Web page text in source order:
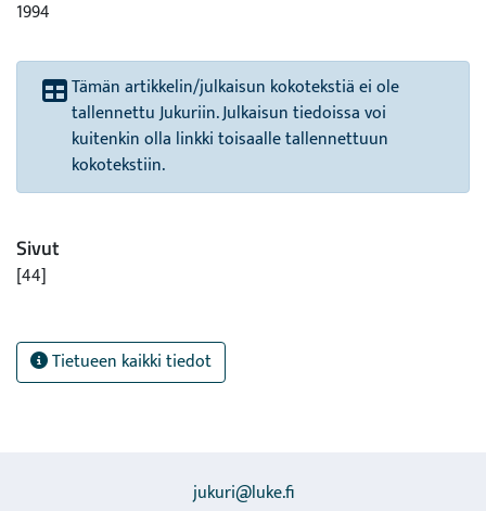
1994
Tämän artikkelin/julkaisun kokotekstiä ei ole
tallennettu Jukuriin. Julkaisun tiedoissa voi
kuitenkin olla linkki toisaalle tallennettuun
kokotekstiin.
Sivut
[44]
Tietueen kaikki tiedot
jukuri@luke.fi